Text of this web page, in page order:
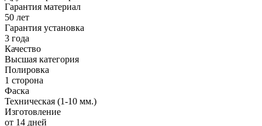
Гарантия материал
50 лет
Гарантия установка
3 года
Качество
Высшая категория
Полировка
1 сторона
Фаска
Техническая (1-10 мм.)
Изготовление
от 14 дней